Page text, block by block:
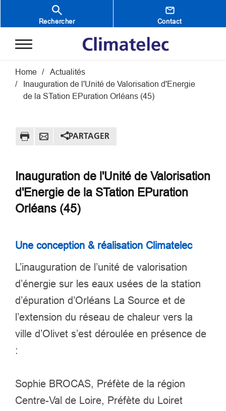
Aller au contenu principal
Rechercher Contact
Fil d'Ariane
Home
Actualités
Inauguration de l'Unité de Valorisation d'Energie
de la STation EPuration Orléans (45)
PARTAGER
Inauguration de l'Unité de Valorisation
d'Energie de la STation EPuration
Orléans (45)
Une conception & réalisation Climatelec
L’inauguration de l’unité de valorisation
d’énergie sur les eaux usées de la station
d’épuration d’Orléans La Source et de
l’extension du réseau de chaleur vers la
ville d’Olivet s’est déroulée en présence de
:
Sophie BROCAS, Préfète de la région
Centre-Val de Loire, Préfète du Loiret